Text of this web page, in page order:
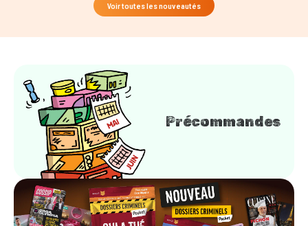
Voir toutes les nouveautés
Précommandes